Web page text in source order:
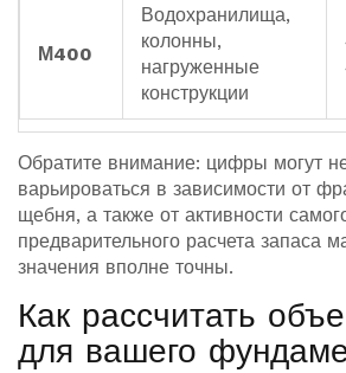
М400
Водохранилища,
колонны,
нагруженные
конструкции
Обратите внимание: цифры могут
варьироваться в зависимости от
щебня, а также от активности
предварительного расчета запаса
значения вполне точны.
Как рассчитать
для вашего